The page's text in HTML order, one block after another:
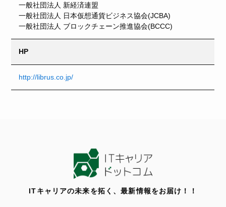
一般社団法人 新経済連盟
一般社団法人 日本仮想通貨ビジネス協会(JCBA)
一般社団法人 ブロックチェーン推進協会(BCCC)
HP
http://librus.co.jp/
ITキャリアの未来を拓く、最新情報をお届け！！